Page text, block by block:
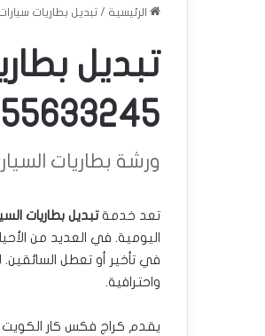
الرئيسية / تبديل بطاريات
55633245
ورشة بطاريات
تعد خدمةتبديل بطاريات
اليومية. في العديد من
في تأخير أو تعطل
واحترافية.
يقدم كراج فكس كار الكويت